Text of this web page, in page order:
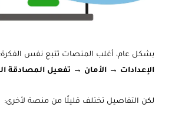
بشكل عام، أغلب المنصات تتبع نفس الفكرة:
الإعدادات → الأمان → تفعيل المصادقة
لكن التفاصيل تختلف قليلًا من منصة لأخرى: